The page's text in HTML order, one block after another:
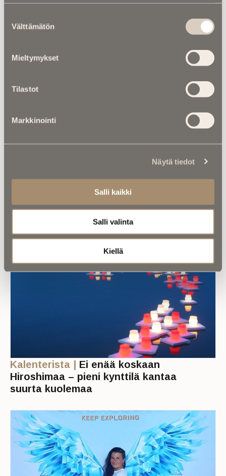
valinta
Välttämätön
Mieltymykset
Tilastot
Markkinointi
Näytä tiedot
Salli kaikki
Salli valinta
Kiellä
Luitko jo nämä?
Kirkot ylhäältä:
Pieni kirkko siirrettiin pois omasta
Kalenterista | Ei enää koskaan
Hiroshimaa – pieni kynttilä kantaa
suurta kuolemaa